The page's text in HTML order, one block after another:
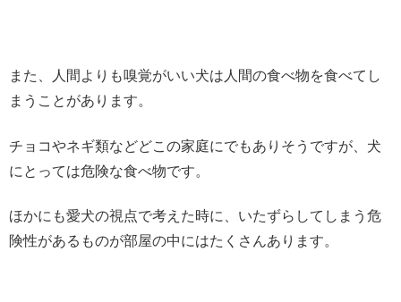
また、人間よりも嗅覚がいい犬は人間の食べ物を食べてし
まうことがあります。
チョコやネギ類などどこの家庭にでもありそうですが、犬
にとっては危険な食べ物です。
ほかにも愛犬の視点で考えた時に、いたずらしてしまう危
険性があるものが部屋の中にはたくさんあります。